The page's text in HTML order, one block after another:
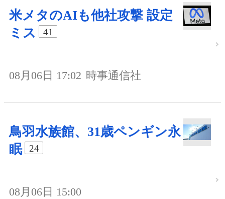
米メタのAIも他社攻撃 設定
ミス
41
08月06日 17:02 時事通信社
鳥羽水族館、31歳ペンギン永
眠
24
08月06日 15:00